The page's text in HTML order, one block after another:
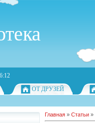
ОТ ДРУЗЕЙ
Главная » Статьи »